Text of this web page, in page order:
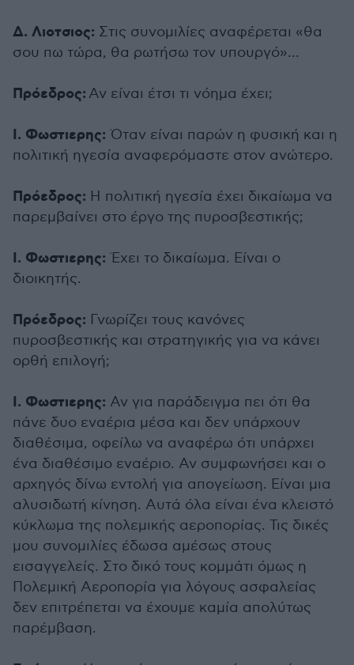
Δ. Λιοτσιος: Στις συνομιλίες αναφέρεται «θα
σου πω τώρα, θα ρωτήσω τον υπουργό»…
Πρόεδρος: Αν είναι έτσι τι νόημα έχει;
Ι. Φωστιερης: Όταν είναι παρών η φυσική και η
πολιτική ηγεσία αναφερόμαστε στον ανώτερο.
Πρόεδρος: Η πολιτική ηγεσία έχει δικαίωμα να
παρεμβαίνει στο έργο της πυροσβεστικής;
Ι. Φωστιερης: Έχει το δικαίωμα. Είναι ο
διοικητής.
Πρόεδρος: Γνωρίζει τους κανόνες
πυροσβεστικής και στρατηγικής για να κάνει
ορθή επιλογή;
Ι. Φωστιερης: Αν για παράδειγμα πει ότι θα
πάνε δυο εναέρια μέσα και δεν υπάρχουν
διαθέσιμα, οφείλω να αναφέρω ότι υπάρχει
ένα διαθέσιμο εναέριο. Αν συμφωνήσει και ο
αρχηγός δίνω εντολή για απογείωση. Είναι μια
αλυσιδωτή κίνηση. Αυτά όλα είναι ένα κλειστό
κύκλωμα της πολεμικής αεροπορίας. Τις δικές
μου συνομιλίες έδωσα αμέσως στους
εισαγγελείς. Στο δικό τους κομμάτι όμως η
Πολεμική Αεροπορία για λόγους ασφαλείας
δεν επιτρέπεται να έχουμε καμία απολύτως
παρέμβαση.